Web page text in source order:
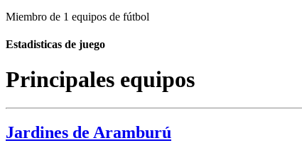
Miembro de 1 equipos de fútbol
Estadisticas de juego
Principales equipos
Jardines de Aramburú